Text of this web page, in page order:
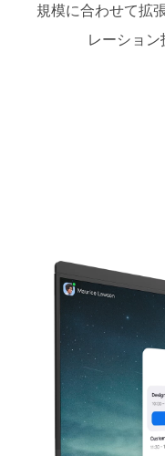
規模に合わせて拡
レーショ